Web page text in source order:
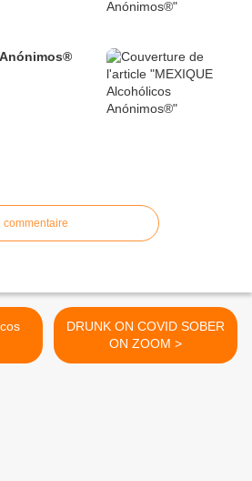
commentaire
DRUNK ON COVID SOBER
ON ZOOM >